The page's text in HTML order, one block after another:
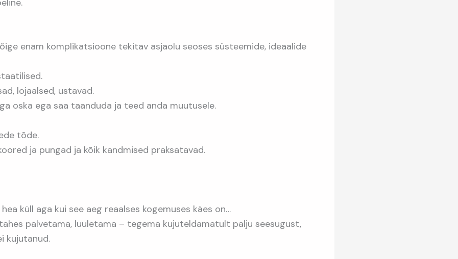
enam komplikatsioone tekitav asjaolu seoses süsteemide, ideaalide
lojaalsed, ustavad.
oska ega saa taanduda ja teed anda muutusele.
tõde.
ja pungad ja kõik kandmised praksatavad.
küll aga kui see aeg reaalses kogemuses käes on…
palvetama, luuletama – tegema kujuteldamatult palju seesugust,
kujutanud.